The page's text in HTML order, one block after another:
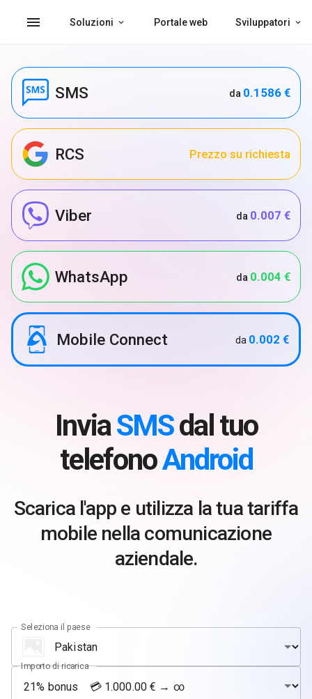
menu Soluzioni Portale web Sviluppatori
SMS da 0.1586 €
RCS Prezzo su richiesta
Viber da 0.007 €
WhatsApp da 0.004 €
Mobile Connect da 0.002 €
InviaSMSdal tuo
telefonoAndroid
Scarica l'app e utilizza la tua tariffa
mobile nella comunicazione
aziendale.
Seleziona il paese
Importo di ricarica